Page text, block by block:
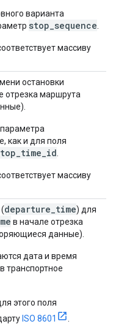
варианта
stop_sequence
массиву
остановки
отрезка маршрута
как и для поля
массиву
departure_time) для
в начале отрезка
данные).
дата и время
транспортное
этого поля
ISO 8601